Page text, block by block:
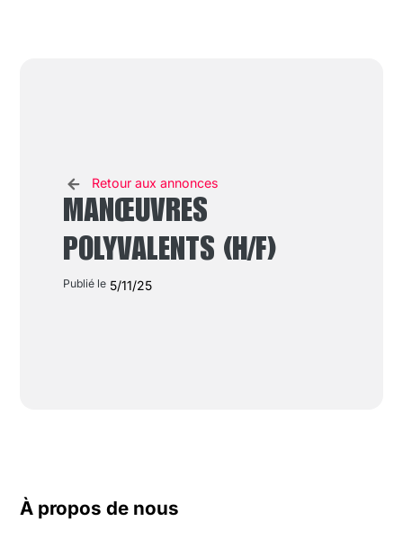
Retour aux annonces
MANŒUVRES
POLYVALENTS (H/F)
Publié le 5/11/25
À propos de nous